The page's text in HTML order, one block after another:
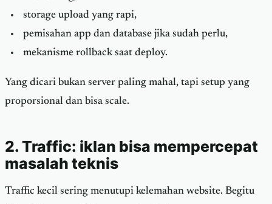
storage upload yang rapi,
pemisahan app dan database jika sudah perlu,
mekanisme rollback saat deploy.
Yang dicari bukan server paling mahal, tapi setup yang
proporsional dan bisa scale.
2. Traffic: iklan bisa mempercepat
masalah teknis
Traffic kecil sering menutupi kelemahan website. Begitu